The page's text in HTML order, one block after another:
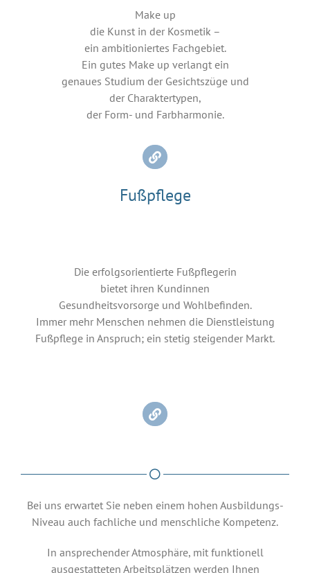
Make up
die Kunst in der Kosmetik –
ein ambitioniertes Fachgebiet.
Ein gutes Make up verlangt ein
genaues Studium der Gesichtszüge und
der Charaktertypen,
der Form- und Farbharmonie.
Fußpflege
Die erfolgsorientierte Fußpflegerin
bietet ihren Kundinnen
Gesundheitsvorsorge und Wohlbefinden.
Immer mehr Menschen nehmen die Dienstleistung
Fußpflege in Anspruch; ein stetig steigender Markt.
Bei uns erwartet Sie neben einem hohen Ausbildungs-
Niveau auch fachliche und menschliche Kompetenz.
In ansprechender Atmosphäre, mit funktionell
ausgestatteten Arbeitsplätzen werden Ihnen